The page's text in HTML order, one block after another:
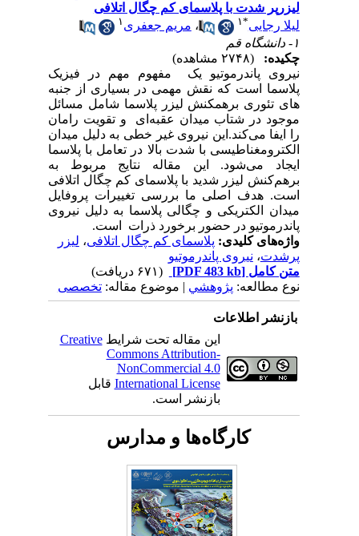
لیزرپر شدت با پلاسمای کم چگال اتلافی
لیلا رجایی
۱ ،مریم جعفری۱
چکیده:
نیروی پاندرموتیو یک مفهوم مهم در فیزیک
پلاسما است که نقش مهمی در بسیاری از جنبه
های تئوری برهمکنش لیزر پلاسما شامل مسائل
موجود در شتاب میدان عقبه‌ای و تقویت رامان
را ایفا می‌کند.این نیروی غیر خطی به دلیل میدان
الکترومغناطیسی با شدت بالا در تعامل با پلاسما
ایجاد می‌شود. این مقاله نتایج مربوط به
برهم‌کنش لیزر شدید با پلاسمای کم چگال اتلافی
است. هدف اصلی ما بررسی تغییرات پروفایل
میدان الکتریکی و چگالی پلاسما به دلیل نیروی
پاندرموتیو در حضور برخورد ذرات است.
واژه‌های کلیدی:پلاسمای کم چگال اتلافی،لیزر
پرشدت،نیروی پاندرموتیو
متن کامل[PDF 483 kb]
نوع مطالعه:پژوهشي| موضوع مقاله:تخصصی
بازنشر اطلاعات
این مقاله تحت شرایطCreative
Commons Attribution-
NonCommercial 4.0
International Licenseقابل
بازنشر است.
کارگاه‌ها و مدارس